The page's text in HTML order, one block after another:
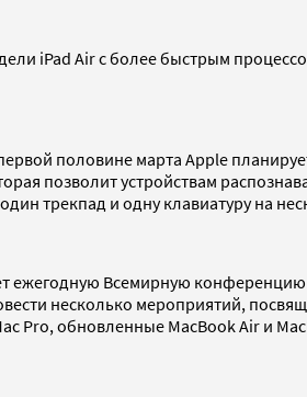
iPad Air с более быстрым
половине марта Apple
позволит устройствам
трекпад и одну клавиатуру на
ежегодную Всемирную
несколько мероприятий,
Pro, обновленные MacBook Air и